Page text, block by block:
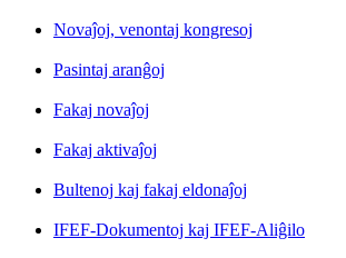
Novaĵoj, venontaj kongresoj
Pasintaj aranĝoj
Fakaj novaĵoj
Fakaj aktivaĵoj
Bultenoj kaj fakaj eldonaĵoj
IFEF-Dokumentoj kaj IFEF-Aliĝilo